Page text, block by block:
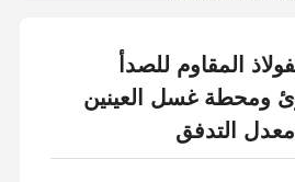
المقاوم للصدأ
ومحطة غسل العينين